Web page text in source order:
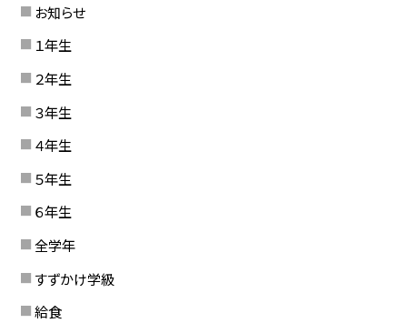
お知らせ
１年生
２年生
３年生
４年生
５年生
６年生
全学年
すずかけ学級
給食